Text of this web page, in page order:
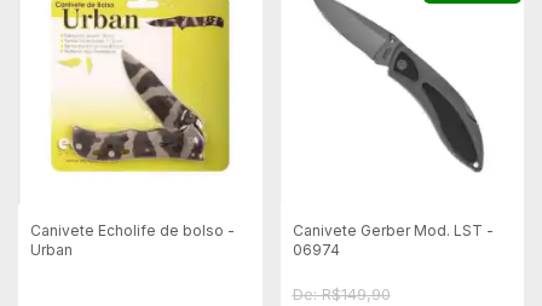
Canivete Echolife de bolso -
Urban
Canivete Gerber Mod. LST -
06974
De: R$149,90